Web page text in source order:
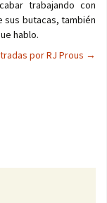
trabajando con
sus butacas, también
hablo.
por RJ Prous →